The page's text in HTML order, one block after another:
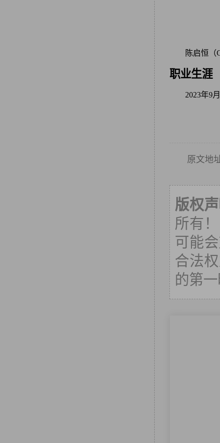
陈启恒（
职业生涯
2023年9
原文地
版权
所有
可能
合法
的第